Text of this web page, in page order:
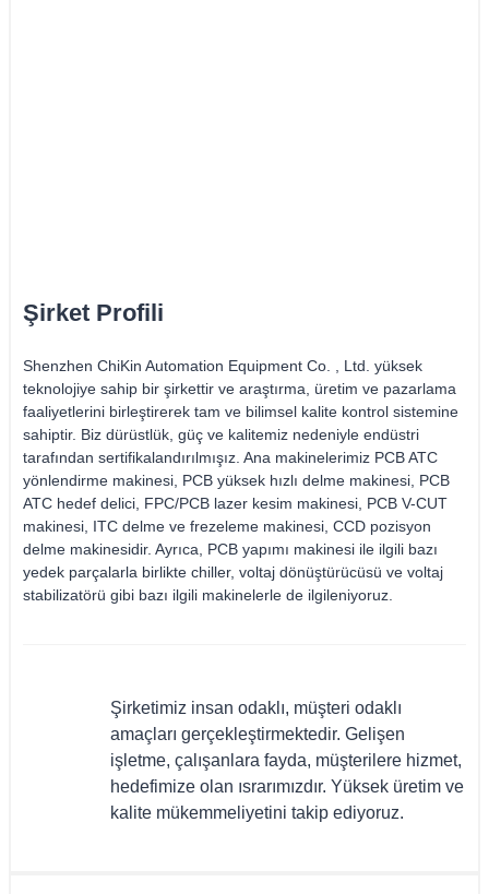
Şirket Profili
Shenzhen ChiKin Automation Equipment Co. , Ltd. yüksek
teknolojiye sahip bir şirkettir ve araştırma, üretim ve pazarlama
faaliyetlerini birleştirerek tam ve bilimsel kalite kontrol sistemine
sahiptir. Biz dürüstlük, güç ve kalitemiz nedeniyle endüstri
tarafından sertifikalandırılmışız. Ana makinelerimiz PCB ATC
yönlendirme makinesi, PCB yüksek hızlı delme makinesi, PCB
ATC hedef delici, FPC/PCB lazer kesim makinesi, PCB V-CUT
makinesi, ITC delme ve frezeleme makinesi, CCD pozisyon
delme makinesidir. Ayrıca, PCB yapımı makinesi ile ilgili bazı
yedek parçalarla birlikte chiller, voltaj dönüştürücüsü ve voltaj
stabilizatörü gibi bazı ilgili makinelerle de ilgileniyoruz.
Şirketimiz insan odaklı, müşteri odaklı
amaçları gerçekleştirmektedir. Gelişen
işletme, çalışanlara fayda, müşterilere hizmet,
hedefimize olan ısrarımızdır. Yüksek üretim ve
kalite mükemmeliyetini takip ediyoruz.